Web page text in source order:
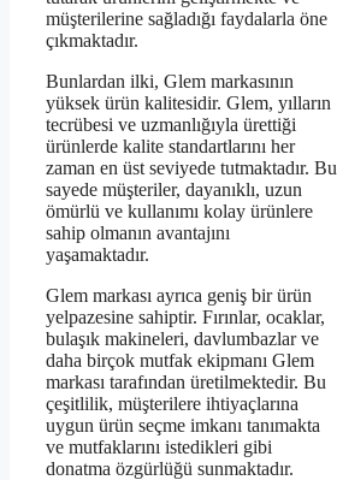
müşterilerine sağladığı faydalarla öne
çıkmaktadır.
Bunlardan ilki, Glem markasının
yüksek ürün kalitesidir. Glem, yılların
tecrübesi ve uzmanlığıyla ürettiği
ürünlerde kalite standartlarını her
zaman en üst seviyede tutmaktadır. Bu
sayede müşteriler, dayanıklı, uzun
ömürlü ve kullanımı kolay ürünlere
sahip olmanın avantajını
yaşamaktadır.
Glem markası ayrıca geniş bir ürün
yelpazesine sahiptir. Fırınlar, ocaklar,
bulaşık makineleri, davlumbazlar ve
daha birçok mutfak ekipmanı Glem
markası tarafından üretilmektedir. Bu
çeşitlilik, müşterilere ihtiyaçlarına
uygun ürün seçme imkanı tanımakta
ve mutfaklarını istedikleri gibi
donatma özgürlüğü sunmaktadır.